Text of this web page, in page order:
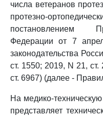
числа ветеранов
протезно-
постановлением
Федерации от 7
законодательства
ст. 1550; 2019, N 21,
ст. 6967) (далее -
На медико-
представляет